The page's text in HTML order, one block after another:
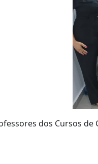
dos Cursos de